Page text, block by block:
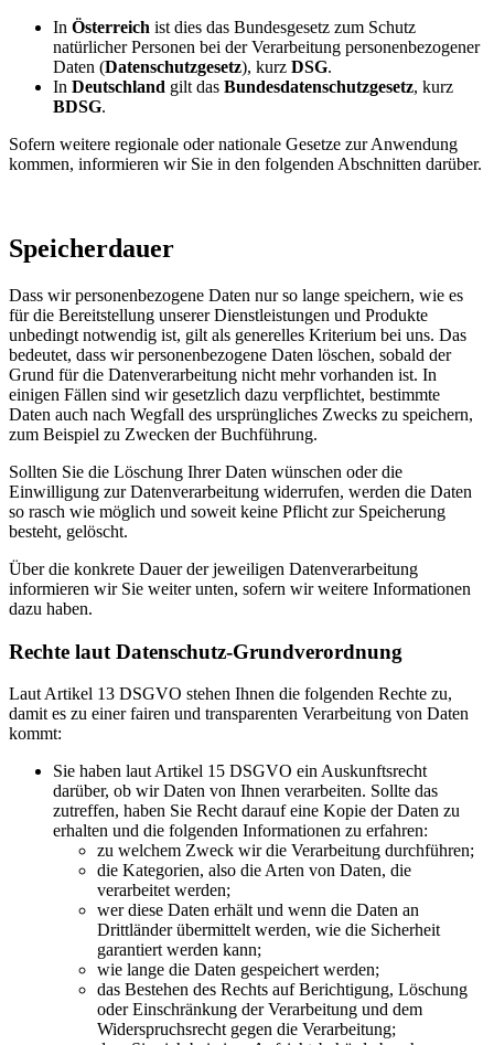
In Österreich ist dies das Bundesgesetz zum Schutz
natürlicher Personen bei der Verarbeitung personenbezogener
Daten (Datenschutzgesetz), kurz DSG.
In Deutschland gilt das Bundesdatenschutzgesetz, kurz
BDSG.
Sofern weitere regionale oder nationale Gesetze zur Anwendung
kommen, informieren wir Sie in den folgenden Abschnitten darüber.
Speicherdauer
Dass wir personenbezogene Daten nur so lange speichern, wie es
für die Bereitstellung unserer Dienstleistungen und Produkte
unbedingt notwendig ist, gilt als generelles Kriterium bei uns. Das
bedeutet, dass wir personenbezogene Daten löschen, sobald der
Grund für die Datenverarbeitung nicht mehr vorhanden ist. In
einigen Fällen sind wir gesetzlich dazu verpflichtet, bestimmte
Daten auch nach Wegfall des ursprüngliches Zwecks zu speichern,
zum Beispiel zu Zwecken der Buchführung.
Sollten Sie die Löschung Ihrer Daten wünschen oder die
Einwilligung zur Datenverarbeitung widerrufen, werden die Daten
so rasch wie möglich und soweit keine Pflicht zur Speicherung
besteht, gelöscht.
Über die konkrete Dauer der jeweiligen Datenverarbeitung
informieren wir Sie weiter unten, sofern wir weitere Informationen
dazu haben.
Rechte laut Datenschutz-Grundverordnung
Laut Artikel 13 DSGVO stehen Ihnen die folgenden Rechte zu,
damit es zu einer fairen und transparenten Verarbeitung von Daten
kommt:
Sie haben laut Artikel 15 DSGVO ein Auskunftsrecht
darüber, ob wir Daten von Ihnen verarbeiten. Sollte das
zutreffen, haben Sie Recht darauf eine Kopie der Daten zu
erhalten und die folgenden Informationen zu erfahren:
zu welchem Zweck wir die Verarbeitung durchführen;
die Kategorien, also die Arten von Daten, die
verarbeitet werden;
wer diese Daten erhält und wenn die Daten an
Drittländer übermittelt werden, wie die Sicherheit
garantiert werden kann;
wie lange die Daten gespeichert werden;
das Bestehen des Rechts auf Berichtigung, Löschung
oder Einschränkung der Verarbeitung und dem
Widerspruchsrecht gegen die Verarbeitung;